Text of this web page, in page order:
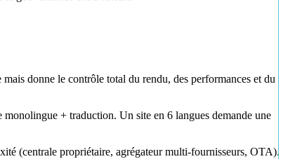
donne le contrôle total du rendu, des performances et du
+ traduction. Un site en 6 langues demande une
(centrale propriétaire, agrégateur multi-fournisseurs, OTA).